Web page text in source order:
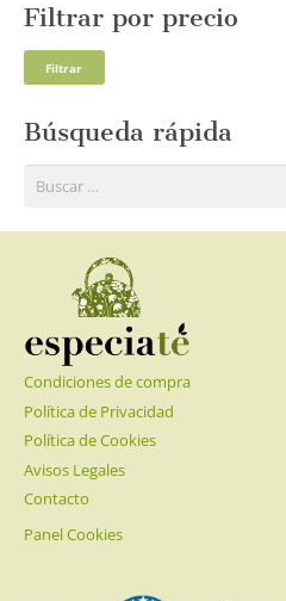
Filtrar por precio
Filtrar
Búsqueda rápida
Buscar:
Condiciones de compra
Política de Privacidad
Política de Cookies
Avisos Legales
Contacto
Panel Cookies